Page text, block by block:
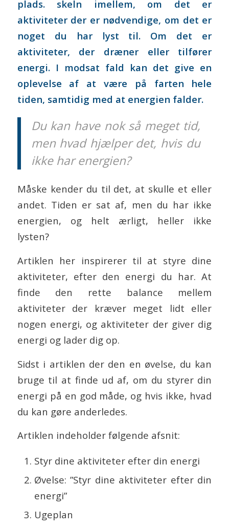
plads. skeln imellem, om det er
aktiviteter der er nødvendige, om det er
noget du har lyst til. Om det er
aktiviteter, der dræner eller tilfører
energi. I modsat fald kan det give en
oplevelse af at være på farten hele
tiden, samtidig med at energien falder.
Du kan have nok så meget tid,
men hvad hjælper det, hvis du
ikke har energien?
Måske kender du til det, at skulle et eller
andet. Tiden er sat af, men du har ikke
energien, og helt ærligt, heller ikke
lysten?
Artiklen her inspirerer til at styre dine
aktiviteter, efter den energi du har. At
finde den rette balance mellem
aktiviteter der kræver meget lidt eller
nogen energi, og aktiviteter der giver dig
energi og lader dig op.
Sidst i artiklen der den en øvelse, du kan
bruge til at finde ud af, om du styrer din
energi på en god måde, og hvis ikke, hvad
du kan gøre anderledes.
Artiklen indeholder følgende afsnit:
Styr dine aktiviteter efter din energi
Øvelse: ”Styr dine aktiviteter efter din
energi”
Ugeplan